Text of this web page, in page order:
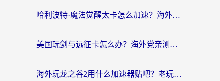
哈利波特·魔法觉醒太卡怎么加速？海外党亲测有效的国服游戏加速指南
美国玩剑与远征卡怎么办？海外党亲测有效的国服游戏加速指南
海外玩龙之谷2用什么加速器贴吧？老玩家实测推荐，附新加坡猎魂觉醒国外剑与远征加速攻略